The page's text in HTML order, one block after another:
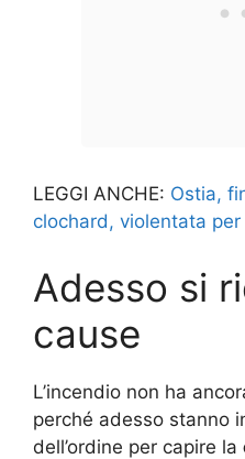
LEGGI ANCHE: Ostia,
clochard, violentata per
Adesso si
cause
L’incendio non ha
perché adesso stanno
dell’ordine per capire la